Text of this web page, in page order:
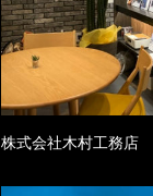
株式会社木村工務店